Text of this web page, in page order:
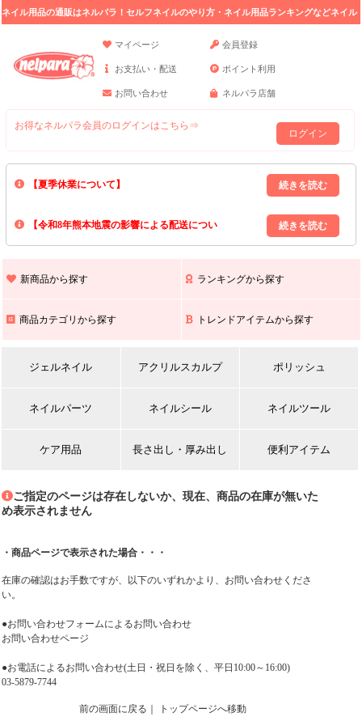
ネイル用品の通販はネルパラ！セルフネイルのやり方・ネイル用品ランキングなどネイル
マイページ
会員登録
お支払い・配送 ポイント利用
お問い合わせ ネルパラ店舗
お得なネルパラ会員のログインはこちら⇒
ログイン
【夏季休業について】
8/13(木)～8/16(日)の間｢出荷業務・お問い合わせ業務｣はお休みいたしま
上記期間中のご注文・お問い合わせは8/17(月)以降の対応となりますので
【令和8年熊本地震の影響による配送につい
また､ 九州全域でお荷物のお届けに遅延が生じております｡
新商品から探す ランキングから探す
商品カテゴリから探す トレンドアイテムから探す
ジェルネイル アクリルスカルプ ポリッシュ
ネイルパーツ ネイルシール ネイルツール
ケア用品 長さ出し・厚み出し 便利アイテム
ご指定のページは存在しないか、現在、商品の在庫が無いた
め表示されません
・商品ページで表示された場合・・・
在庫の確認はお手数ですが、以下のいずれかより、お問い合わせくださ
い。
●お問い合わせフォームによるお問い合わせ
お問い合わせページ
●お電話によるお問い合わせ(土日・祝日を除く、平日10:00～16:00)
03-5879-7744
前の画面に戻る トップページへ移動